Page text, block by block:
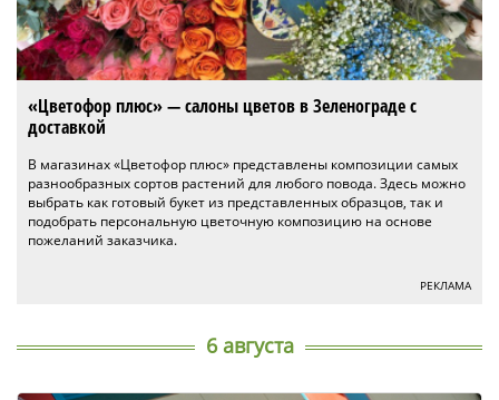
«Цветофор плюс» — салоны цветов в Зеленограде с
доставкой
В магазинах «Цветофор плюс» представлены композиции самых
разнообразных сортов растений для любого повода. Здесь можно
выбрать как готовый букет из представленных образцов, так и
подобрать персональную цветочную композицию на основе
пожеланий заказчика.
РЕКЛАМА
6 августа